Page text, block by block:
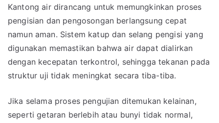
Kantong air dirancang untuk memungkinkan proses
pengisian dan pengosongan berlangsung cepat
namun aman. Sistem katup dan selang pengisi yang
digunakan memastikan bahwa air dapat dialirkan
dengan kecepatan terkontrol, sehingga tekanan pada
struktur uji tidak meningkat secara tiba-tiba.
Jika selama proses pengujian ditemukan kelainan,
seperti getaran berlebih atau bunyi tidak normal,